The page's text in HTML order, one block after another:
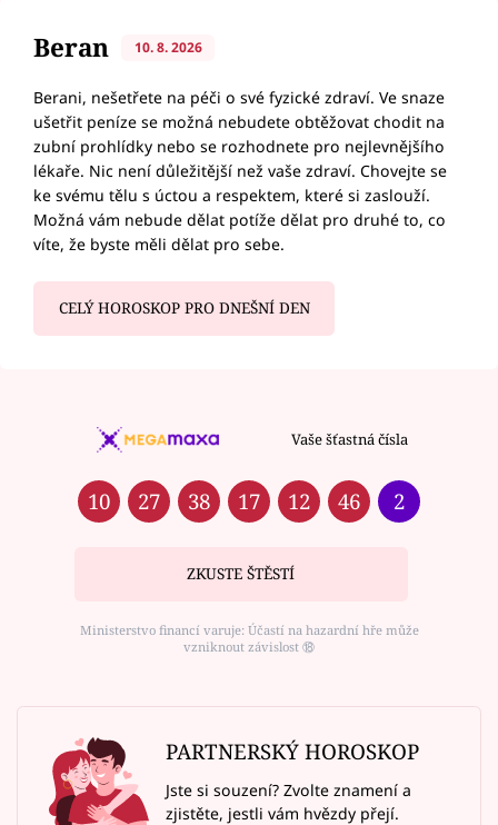
Beran 10. 8. 2026
Berani, nešetřete na péči o své fyzické zdraví. Ve snaze
ušetřit peníze se možná nebudete obtěžovat chodit na
zubní prohlídky nebo se rozhodnete pro nejlevnějšího
lékaře. Nic není důležitější než vaše zdraví. Chovejte se
ke svému tělu s úctou a respektem, které si zaslouží.
Možná vám nebude dělat potíže dělat pro druhé to, co
víte, že byste měli dělat pro sebe.
CELÝ HOROSKOP PRO DNEŠNÍ DEN
Vaše šťastná čísla
10 27 38 17 12 46 2
ZKUSTE ŠTĚSTÍ
Ministerstvo financí varuje: Účastí na hazardní hře může
vzniknout závislost ⑱
PARTNERSKÝ HOROSKOP
Jste si souzení? Zvolte znamení a
zjistěte, jestli vám hvězdy přejí.